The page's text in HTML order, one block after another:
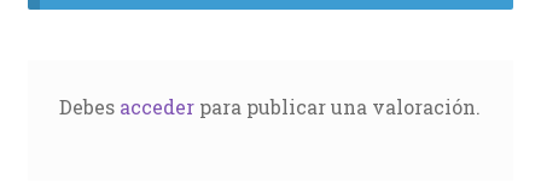
Debes accederpara publicar una valoración.